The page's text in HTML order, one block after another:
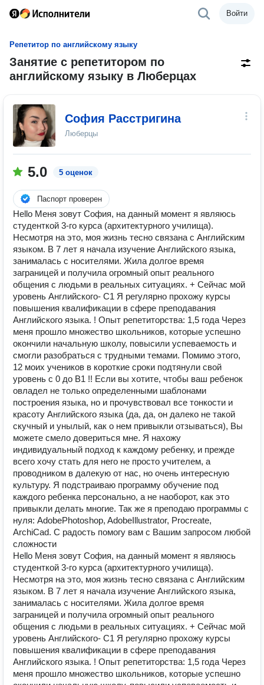
Войти
Репетитор по английскому языку
Занятие с репетитором по
английскому языку в Люберцах
София Расстригина
Люберцы
5.0 5 оценок
Паспорт проверен
Hello Меня зовут София, на данный момент я являюсь
студенткой 3-го курса (архитектурного училища).
Несмотря на это, моя жизнь тесно связана с Английским
языком. В 7 лет я начала изучение Английского языка,
занималась с носителями. Жила долгое время
заграницей и получила огромный опыт реального
общения с людьми в реальных ситуациях. + Сейчас мой
уровень Английского- С1 Я регулярно прохожу курсы
повышения квалификации в сфере преподавания
Английского языка. ! Опыт репетиторства: 1,5 года Через
меня прошло множество школьников, которые успешно
окончили начальную школу, повысили успеваемость и
смогли разобраться с трудными темами. Помимо этого,
12 моих учеников в короткие сроки подтянули свой
уровень с 0 до В1 !! Если вы хотите, чтобы ваш ребенок
овладел не только определенными шаблонами
построения языка, но и прочувствовал все тонкости и
красоту Английского языка (да, да, он далеко не такой
скучный и унылый, как о нем привыкли отзываться), Вы
можете смело довериться мне. Я нахожу
индивидуальный подход к каждому ребенку, и прежде
всего хочу стать для него не просто учителем, а
проводником в далекую от нас, но очень интересную
культуру. Я подстраиваю программу обучение под
каждого ребенка персонально, а не наоборот, как это
привыкли делать многие. Так же я преподаю программы с
нуля: AdobePhotoshop, AdobeIllustrator, Procreate,
ArchiCad. С радость помогу вам с Вашим запросом любой
сложности
Hello Меня зовут София, на данный момент я являюсь
студенткой 3-го курса (архитектурного училища).
Несмотря на это, моя жизнь тесно связана с Английским
языком. В 7 лет я начала изучение Английского языка,
занималась с носителями. Жила долгое время
заграницей и получила огромный опыт реального
общения с людьми в реальных ситуациях. + Сейчас мой
уровень Английского- С1 Я регулярно прохожу курсы
повышения квалификации в сфере преподавания
Английского языка. ! Опыт репетиторства: 1,5 года Через
меня прошло множество школьников, которые успешно